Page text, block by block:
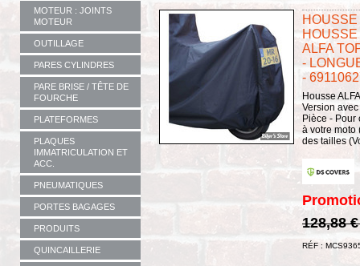
MOTEUR : JOINTS
MOTEUR
OUTILLAGE
PARES CYLINDRES
PARE BRISE / TÊTE DE
FOURCHE
PLATEFORMES
PLAQUES
IMMATRICULATION ET
ACC.
PNEUMATIQUES
PORTES BAGAGES
PRODUITS
QUINCAILLERIE
HOUSSE
ALFA
-
-
Housse
Version
Pièce - Pour
à votre moto
des tailles
128,88
RÉF :